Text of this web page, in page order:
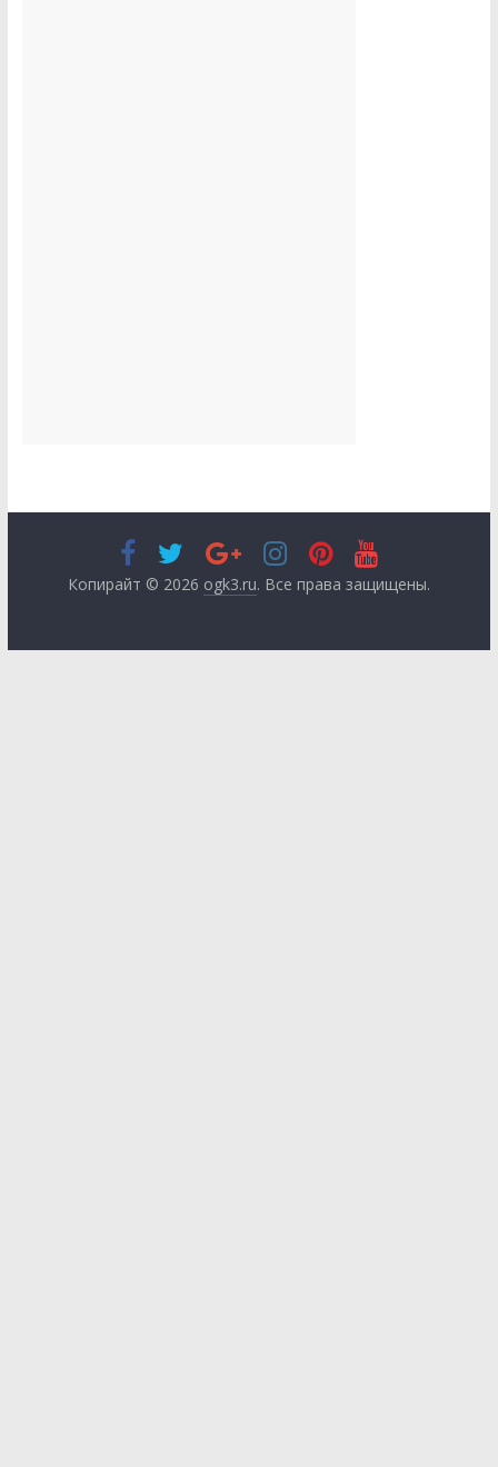
Копирайт © 2026 ogk3.ru. Все права защищены.